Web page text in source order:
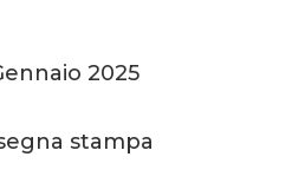
2025
stampa